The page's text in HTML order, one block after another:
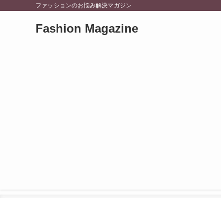
ファッションのお悩み解決マガジン
Fashion Magazine